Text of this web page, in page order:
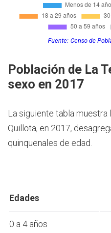
Fuente: Censo de
Población de La
sexo en 2017
La siguiente tabla muestra
Quillota, en 2017,
quinquenales de edad.
Edades
0 a 4 años